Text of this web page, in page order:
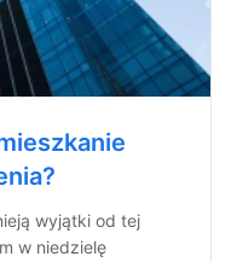
wyjątki od tej
w niedzielę